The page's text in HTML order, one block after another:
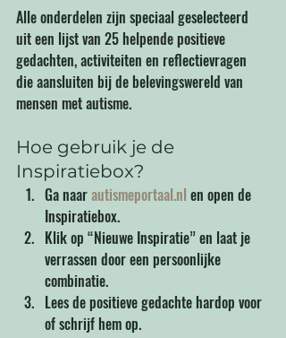
Alle onderdelen zijn speciaal geselecteerd
uit een lijst van 25 helpende positieve
gedachten, activiteiten en reflectievragen
die aansluiten bij de belevingswereld van
mensen met autisme.
Hoe gebruik je de
Inspiratiebox?
Ga naar autismeportaal.nl en open de
Inspiratiebox.
Klik op “Nieuwe Inspiratie” en laat je
verrassen door een persoonlijke
combinatie.
Lees de positieve gedachte hardop voor
of schrijf hem op.